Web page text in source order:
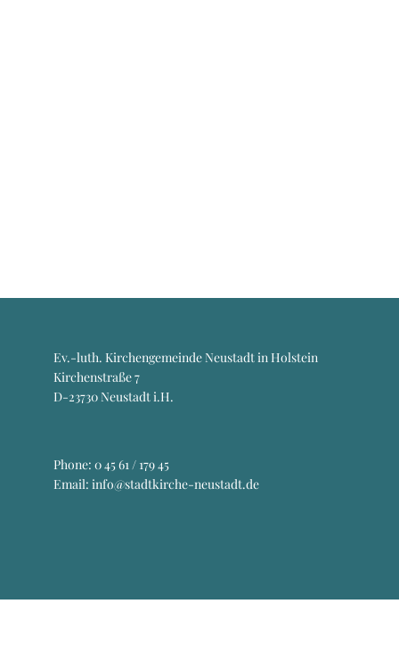
Ev.-luth. Kirchengemeinde Neustadt in Holstein
Kirchenstraße 7
D-23730 Neustadt i.H.
Phone: 0 45 61 / 179 45
Email: info@stadtkirche-neustadt.de